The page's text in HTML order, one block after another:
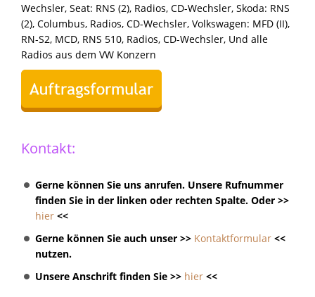
Wechsler, Seat: RNS (2), Radios, CD-Wechsler, Skoda: RNS
(2), Columbus, Radios, CD-Wechsler, Volkswagen: MFD (II),
RN-S2, MCD, RNS 510, Radios, CD-Wechsler, Und alle
Radios aus dem VW Konzern
Kontakt:
Gerne können Sie uns anrufen. Unsere Rufnummer
finden Sie in der linken oder rechten Spalte. Oder >>
hier <<
Gerne können Sie auch unser >> Kontaktformular <<
nutzen.
Unsere Anschrift finden Sie >> hier <<